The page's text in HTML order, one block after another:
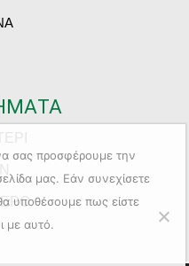
σας προσφέρουμε την
μας. Εάν συνεχίσετε
υποθέσουμε πως είστε
με αυτό.